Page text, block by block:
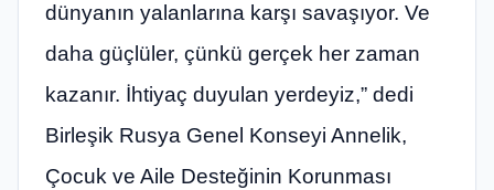
dünyanın yalanlarına karşı savaşıyor. Ve
daha güçlüler, çünkü gerçek her zaman
kazanır. İhtiyaç duyulan yerdeyiz,” dedi
Birleşik Rusya Genel Konseyi Annelik,
Çocuk ve Aile Desteğinin Korunması